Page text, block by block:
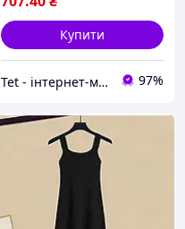
Купити
Tet - інтернет-магазин товарів для дому 97%